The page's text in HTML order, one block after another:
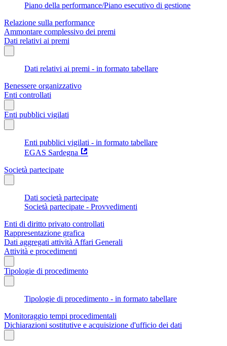
Piano della performance/Piano esecutivo di gestione
Relazione sulla performance
Ammontare complessivo dei premi
Dati relativi ai premi
Dati relativi ai premi - in formato tabellare
Benessere organizzativo
Enti controllati
Enti pubblici vigilati
Enti pubblici vigilati - in formato tabellare
EGAS Sardegna
Società partecipate
Dati società partecipate
Società partecipate - Provvedimenti
Enti di diritto privato controllati
Rappresentazione grafica
Dati aggregati attività Affari Generali
Attività e procedimenti
Tipologie di procedimento
Tipologie di procedimento - in formato tabellare
Monitoraggio tempi procedimentali
Dichiarazioni sostitutive e acquisizione d'ufficio dei dati